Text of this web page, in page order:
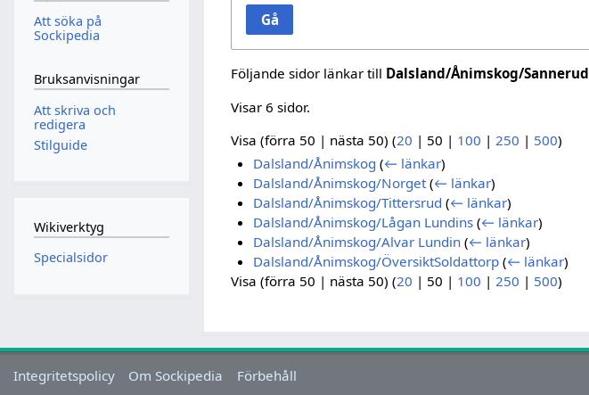
Gå
Följande sidor länkar till Dalsland/Ånimskog/Sannerud
Visar 6 sidor.
Visa (förra 50 | nästa 50) (20 | 50 | 100 | 250 | 500)
Dalsland/Ånimskog (← länkar)
Dalsland/Ånimskog/Norget (← länkar)
Dalsland/Ånimskog/Tittersrud (← länkar)
Dalsland/Ånimskog/Lågan Lundins (← länkar)
Dalsland/Ånimskog/Alvar Lundin (← länkar)
Dalsland/Ånimskog/ÖversiktSoldattorp (← länkar)
Visa (förra 50 | nästa 50) (20 | 50 | 100 |250 | 500)
Att söka på
Sockipedia
Bruksanvisningar
Att skriva och
redigera
Stilguide
Wikiverktyg
Specialsidor
Integritetspolicy Om Sockipedia Förbehåll